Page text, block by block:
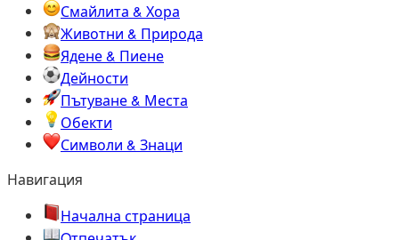
Смайлита & Хора
Животни & Природа
Ядене & Пиене
Дейности
Пътуване & Места
Обекти
Символи & Знаци
Навигация
Начална страница